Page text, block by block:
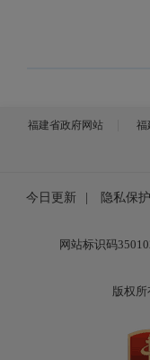
福建省政府网站 福
今日更新 隐私保护
网站标识码
版权